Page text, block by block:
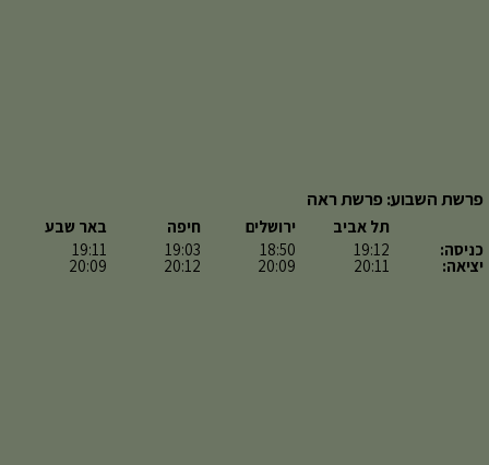
פרשת השבוע: פרשת ראה
כניסה:
יציאה:
תל אביב
19:12
20:11
ירושלים
18:50
20:09
חיפה
19:03
20:12
באר שבע
19:11
20:09